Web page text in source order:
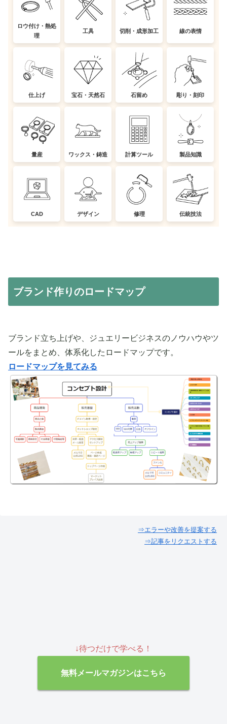
ロウ付け・熱処
理
工具 切削・成形加工 線の表情
仕上げ 宝石・天然石 石留め 彫り・刻印
量産 ワックス・鋳造 計算ツール 製品知識
CAD デザイン 修理 伝統技法
ブランド作りのロードマップ
ブランド立ち上げや、ジュエリービジネスのノウハウやツ
ールをまとめ、体系化したロードマップです。
ロードマップを見てみる
⇒エラーや改善を提案する
⇒記事をリクエストする
↓待つだけで学べる！
無料メールマガジンはこちら